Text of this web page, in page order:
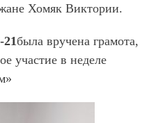
Хомяк Виктории.
21была вручена грамота,
участие в неделе